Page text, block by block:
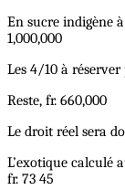
En sucre indigène
1,000,000
Les 4/10 à
Reste, fr. 660,000
Le droit réel sera
L’exotique calculé
fr. 73 45